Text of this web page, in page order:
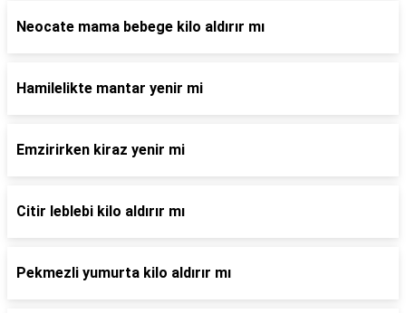
Neocate mama bebege kilo aldırır mı
Hamilelikte mantar yenir mi
Emzirirken kiraz yenir mi
Citir leblebi kilo aldırır mı
Pekmezli yumurta kilo aldırır mı